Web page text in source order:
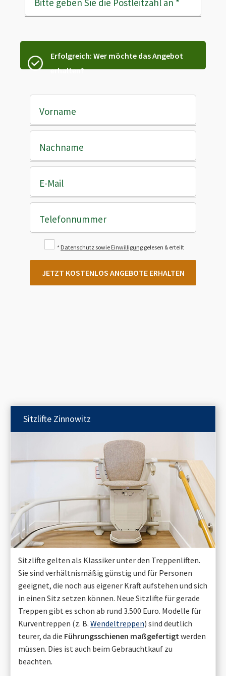
Bitte geben Sie die Postleitzahl an *
Erfolgreich: Wer möchte das Angebot
erhalten?
Vorname
Nachname
E-Mail
Telefonnummer
* Datenschutz sowie Einwilligung gelesen & erteilt
JETZT KOSTENLOS ANGEBOTE ERHALTEN
Sitzlifte Zinnowitz
Sitzlifte gelten als Klassiker unter den Treppenliften.
Sie sind verhältnismäßig günstig und für Personen
geeignet, die noch aus eigener Kraft aufstehen und sich
in einen Sitz setzen können. Neue Sitzlifte für gerade
Treppen gibt es schon ab rund 3.500 Euro. Modelle für
Kurventreppen (z. B. Wendeltreppen) sind deutlich
teurer, da die Führungsschienen maßgefertigt werden
müssen. Dies ist auch beim Gebrauchtkauf zu
beachten.